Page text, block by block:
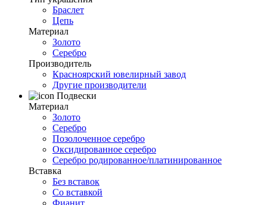
Браслет
Цепь
Материал
Золото
Серебро
Производитель
Красноярский ювелирный завод
Другие производители
Подвески
Материал
Золото
Серебро
Позолоченное серебро
Оксидированное серебро
Серебро родированное/платинированное
Вставка
Без вставок
Со вставкой
Фианит